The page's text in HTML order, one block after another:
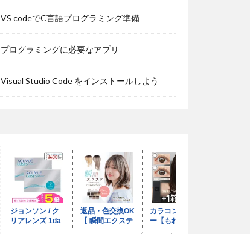
VS codeでC言語プログラミング準備
プログラミングに必要なアプリ
Visual Studio Code をインストールしよう